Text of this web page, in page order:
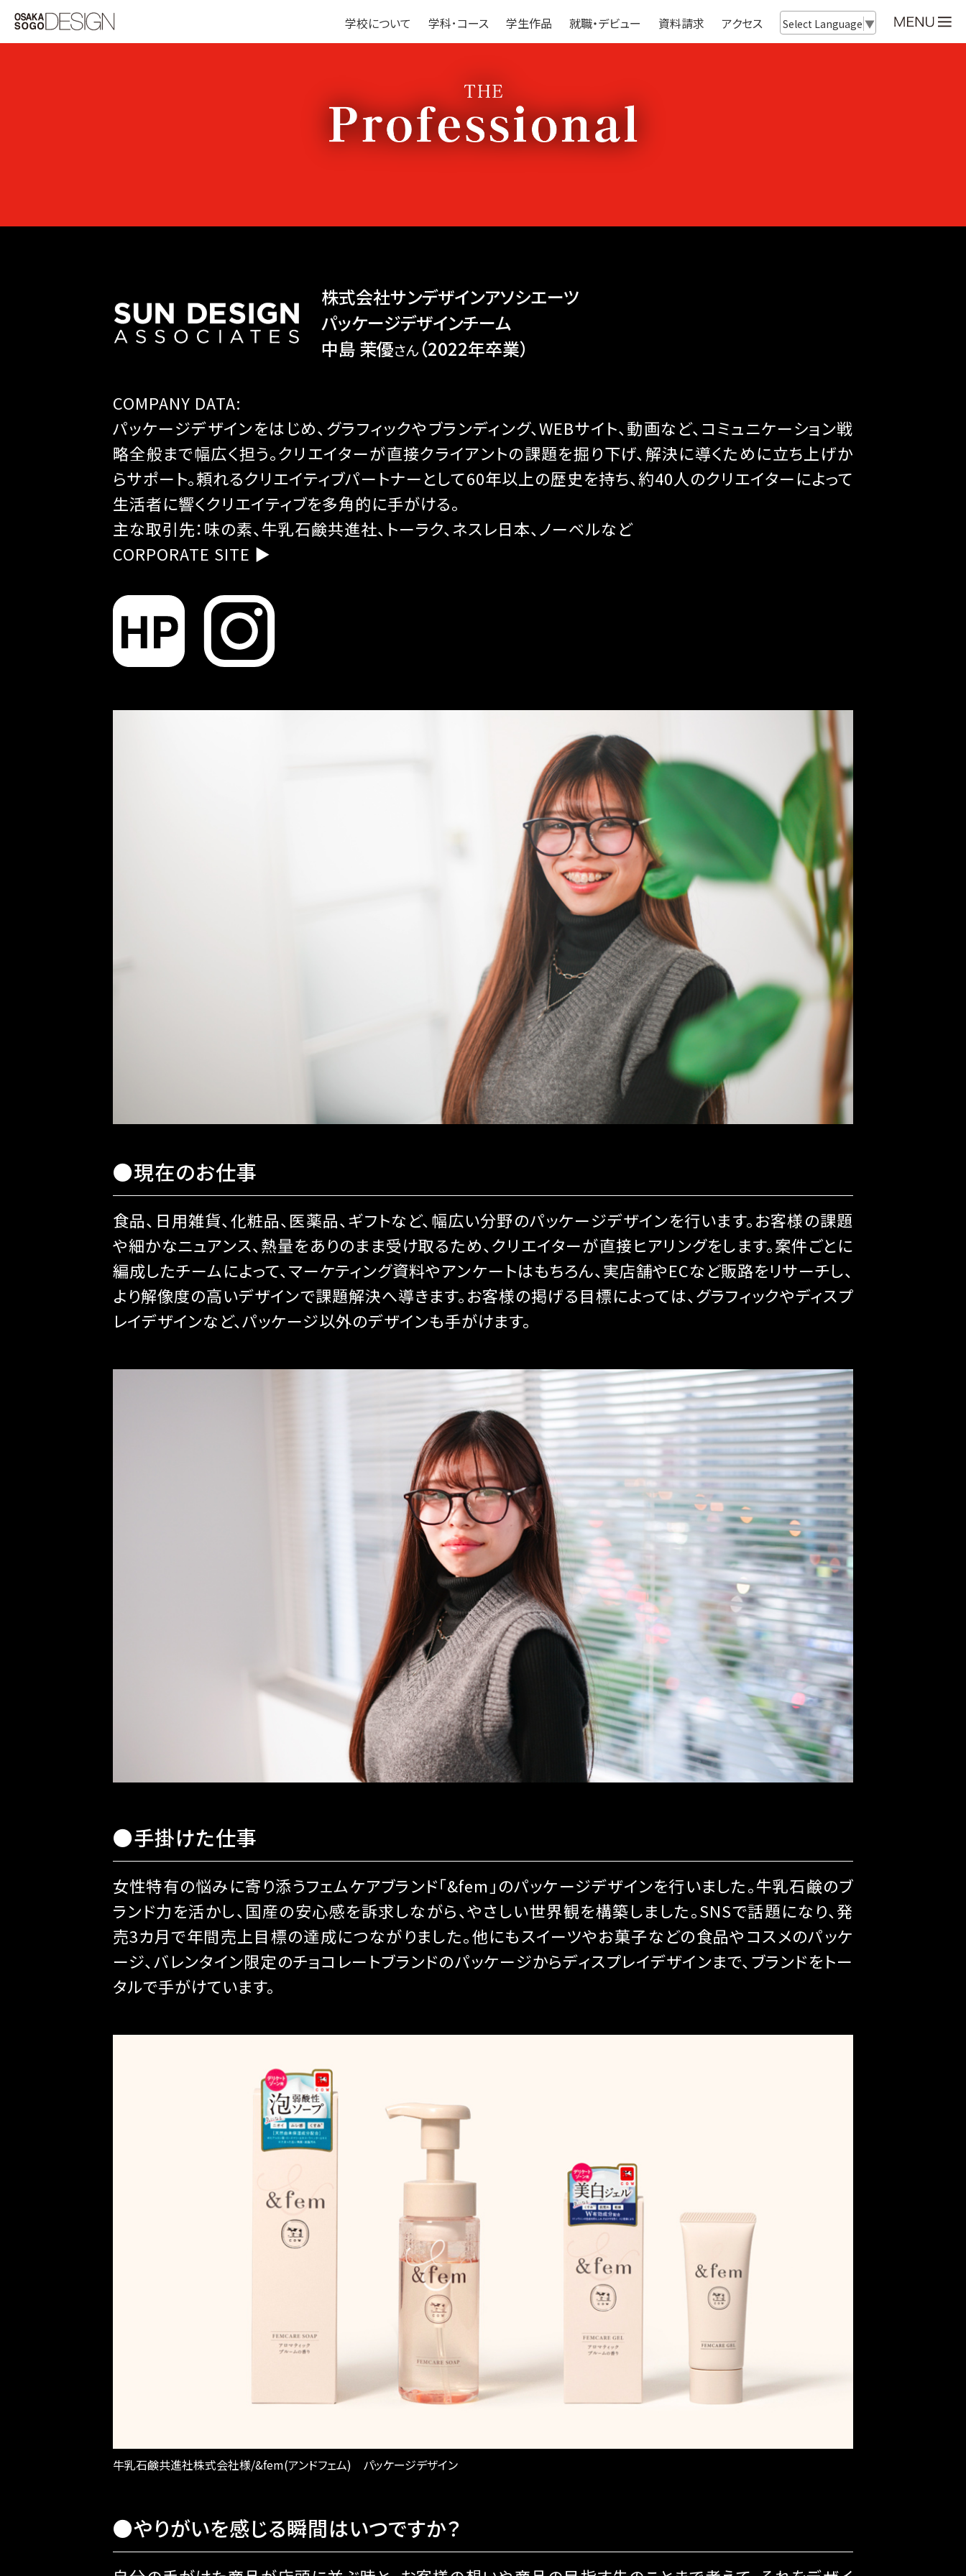
学校について 学科･コース 学生作品 就職・デビュー 資料請求 アクセス Select Language ▼
株式会社サンデザインアソシエーツ
パッケージデザインチーム
中島 茉優さん （2022年卒業）
COMPANY DATA:
パッケージデザインをはじめ、グラフィックやブランディング、WEBサイト、動画など、コミュニケーション戦
略全般まで幅広く担う。クリエイターが直接クライアントの課題を掘り下げ、解決に導くために立ち上げか
らサポート。頼れるクリエイティブパートナーとして60年以上の歴史を持ち、約40人のクリエイターによって
生活者に響くクリエイティブを多角的に手がける。
主な取引先：味の素、牛乳石鹸共進社、トーラク、ネスレ日本、ノーベルなど
CORPORATE SITE ▶︎
●現在のお仕事
食品、日用雑貨、化粧品、医薬品、ギフトなど、幅広い分野のパッケージデザインを行います。お客様の課題
や細かなニュアンス、熱量をありのまま受け取るため、クリエイターが直接ヒアリングをします。案件ごとに
編成したチームによって、マーケティング資料やアンケートはもちろん、実店舗やECなど販路をリサーチし、
より解像度の高いデザインで課題解決へ導きます。お客様の掲げる目標によっては、グラフィックやディスプ
レイデザインなど、パッケージ以外のデザインも手がけます。
●手掛けた仕事
女性特有の悩みに寄り添うフェムケアブランド「&fem」のパッケージデザインを行いました。牛乳石鹸のブ
ランド力を活かし、国産の安心感を訴求しながら、やさしい世界観を構築しました。SNSで話題になり、発
売3カ月で年間売上目標の達成につながりました。他にもスイーツやお菓子などの食品やコスメのパッケ
ージ、バレンタイン限定のチョコレートブランドのパッケージからディスプレイデザインまで、ブランドをトー
タルで手がけています。
牛乳石鹸共進社株式会社様/&fem(アンドフェム) パッケージデザイン
●やりがいを感じる瞬間はいつですか？